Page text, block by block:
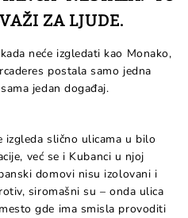
ZA LJUDE.
neće izgledati kao Monako,
postala samo jedna
jedan događaj.
izgleda slično ulicama u bilo
već se i Kubanci u njoj
domovi nisu izolovani i
siromašni su – onda ulica
gde ima smisla provoditi